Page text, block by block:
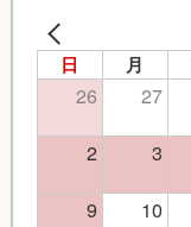
日 月
26 27
2
3
9
10